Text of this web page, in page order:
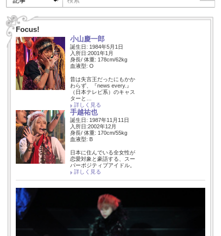
Focus!
小山慶一郎
誕生日: 1984年5月1日
入所日:2001年1月
身長/ 体重: 178cm/62kg
血液型: O
昔は失言王だったにもかか
わらず、『news every.』
（日本テレビ系）のキャス
ターと…
詳しく見る
手越祐也
誕生日: 1987年11月11日
入所日:2002年12月
身長/ 体重: 170cm/55kg
血液型: B
日本に住んでいる全女性が
恋愛対象と豪語する、スー
パーポジティブアイドル。
詳しく見る